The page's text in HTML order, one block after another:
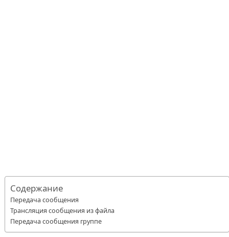
Содержание
Передача сообщения
Трансляция сообщения из файла
Передача сообщения группе